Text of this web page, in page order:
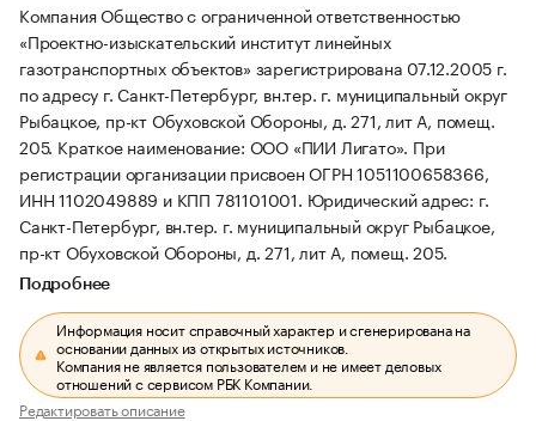
Компания Общество с ограниченной ответственностью
«Проектно-изыскательский институт линейных
газотранспортных объектов» зарегистрирована 07.12.2005 г.
по адресу г. Санкт-Петербург, вн.тер. г. муниципальный округ
Рыбацкое, пр-кт Обуховской Обороны, д. 271, лит А, помещ.
205. Краткое наименование: ООО «ПИИ Лигато». При
регистрации организации присвоен ОГРН 1051100658366,
ИНН 1102049889 и КПП 781101001. Юридический адрес: г.
Санкт-Петербург, вн.тер. г. муниципальный округ Рыбацкое,
пр-кт Обуховской Обороны, д. 271, лит А, помещ. 205.
Подробнее
Информация носит справочный характер и сгенерирована на
основании данных из открытых источников.
Компания не является пользователем и не имеет деловых
отношений с сервисом РБК Компании.
Редактировать описание